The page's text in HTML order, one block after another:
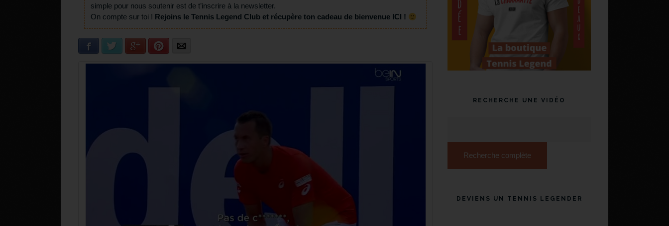
simple pour nous soutenir est de t’inscrire à la newsletter.
On compte sur toi ! Rejoins le Tennis Legend Club et récupère ton cadeau de bienvenue ICI !
Facebook Twitter Google+ Pinterest
RECHERCHE UNE VIDÉO
Recherche complète
DEVIENS UN TENNIS LEGENDER